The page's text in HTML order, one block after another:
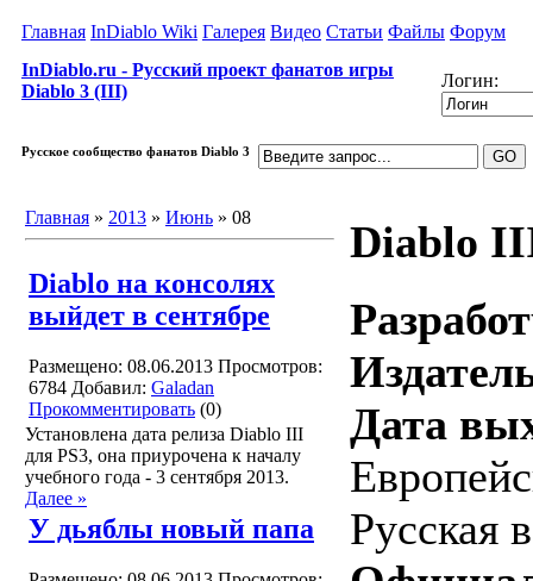
Главная InDiablo Wiki Галерея Видео Статьи Файлы Форум
InDiablo.ru - Русский проект фанатов игры
Diablo 3 (III)
Логин:
Русское сообщество фанатов Diablo 3
Главная » 2013 » Июнь » 08
Diablo на консолях
выйдет в сентябре
Размещено: 08.06.2013 Просмотров:
6784 Добавил: Galadan
Прокомментировать (0)
Установлена дата релиза Diablo III
для PS3, она приурочена к началу
учебного года - 3 сентября 2013.
Далее »
У дьяблы новый папа
Diablo
Дата
Русская